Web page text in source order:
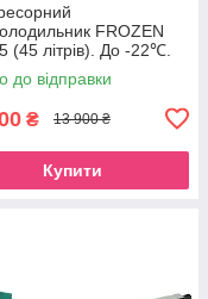
FROZEN
(45 літрів). До -22℃.
12, 24, 220 вольт
до відправки
₴ 13 900 ₴
Купити